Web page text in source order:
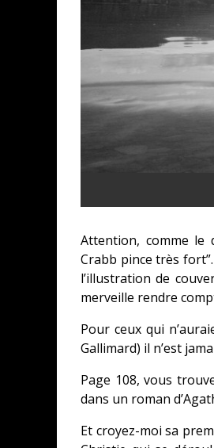
Attention, comme le
Crabb pince très
l’illustration de
merveille rendre
Pour ceux qui
Gallimard) il n’est
Page 108, vous
dans un roman
Et croyez-moi sa